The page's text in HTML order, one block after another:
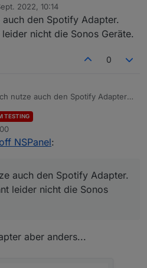
die Sonos Geräte bzw. auch
unter devices dargestellt?
2022, 10:14
den Spotify Adapter.
nicht die Sonos Geräte.
0
nutze auch den Spotify Adapter.
TESTING
NSPanel:
auch den Spotify Adapter.
leider nicht die Sonos
aber anders...